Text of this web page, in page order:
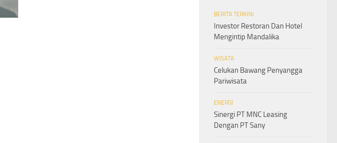
BERITA TERKINI
Investor Restoran Dan Hotel
Mengintip Mandalika
WISATA
Celukan Bawang Penyangga
Pariwisata
ENERGI
Sinergi PT MNC Leasing
Dengan PT Sany